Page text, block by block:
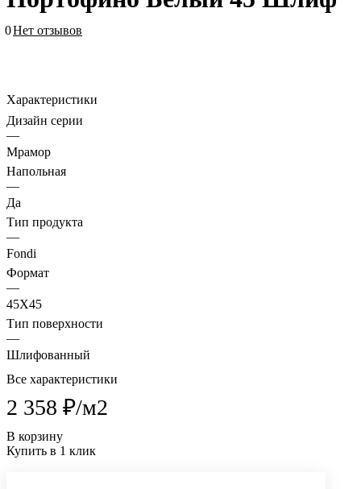
0Нет отзывов
Характеристики
Дизайн серии
—
Мрамор
Напольная
—
Да
Тип продукта
—
Fondi
Формат
—
45X45
Тип поверхности
—
Шлифованный
Все характеристики
2 358 ₽/м2
В корзину
Купить в 1 клик